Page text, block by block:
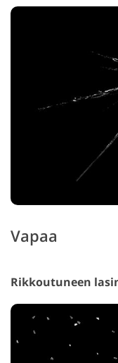
Vapaa